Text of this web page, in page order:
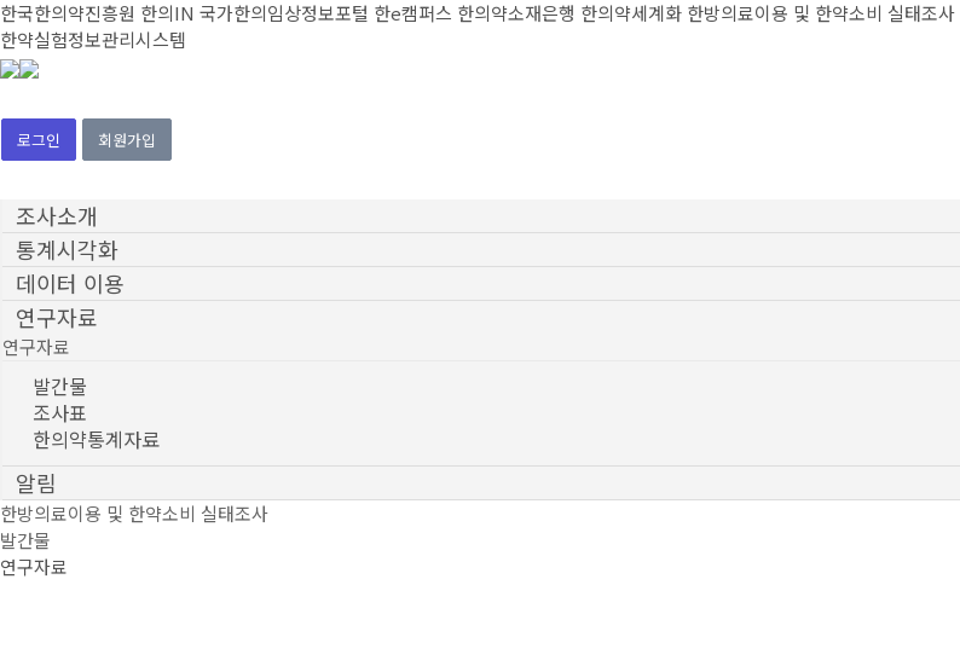
한국한의약진흥원 한의IN 국가한의임상정보포털 한e캠퍼스 한의약소재은행 한의약세계화 한방의료이용 및 한약소비 실태조사
한약실험정보관리시스템
로그인 회원가입
조사소개
통계시각화
데이터 이용
연구자료
연구자료
발간물
조사표
한의약통계자료
알림
한방의료이용 및 한약소비 실태조사
발간물
연구자료